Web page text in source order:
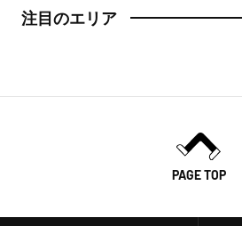
注目のエリア
PAGE TOP